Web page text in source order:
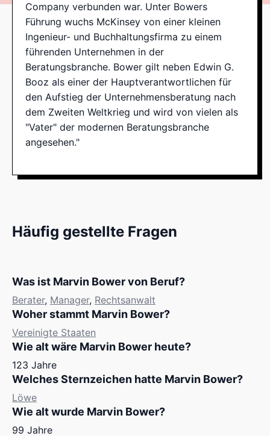
Company verbunden war. Unter Bowers
Führung wuchs McKinsey von einer kleinen
Ingenieur- und Buchhaltungsfirma zu einem
führenden Unternehmen in der
Beratungsbranche. Bower gilt neben Edwin G.
Booz als einer der Hauptverantwortlichen für
den Aufstieg der Unternehmensberatung nach
dem Zweiten Weltkrieg und wird von vielen als
"Vater" der modernen Beratungsbranche
angesehen."
Häufig gestellte Fragen
Was ist Marvin Bower von Beruf?
Berater, Manager, Rechtsanwalt
Woher stammt Marvin Bower?
Vereinigte Staaten
Wie alt wäre Marvin Bower heute?
123 Jahre
Welches Sternzeichen hatte Marvin Bower?
Löwe
Wie alt wurde Marvin Bower?
99 Jahre